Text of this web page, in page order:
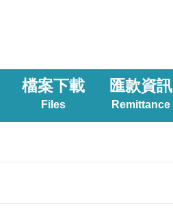
檔案下載
Files
匯款資訊
Remittance